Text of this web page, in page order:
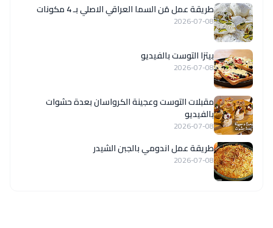
طريقة عمل مَن السما العراقي الاصلي بـ 4 مكونات
2026-07-08
بيتزا التوست بالفيديو
2026-07-08
مقبلات التوست وعجينة الكرواسان بعدة حشوات
بالفيديو
2026-07-08
طريقة عمل اندومي بالجبن الشيدر
2026-07-08